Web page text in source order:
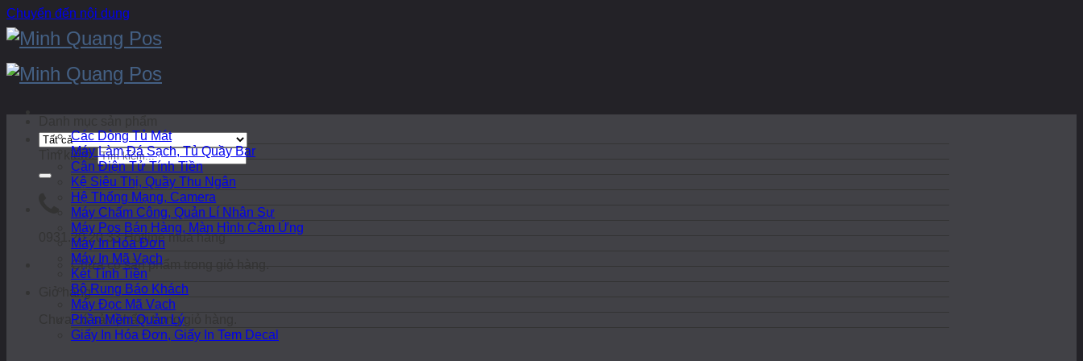
Chuyển đến nội dung
Tìm kiếm:
0931.20.20.33Hotline mua hàng
Chưa có sản phẩm trong giỏ hàng.
Giỏ hàng
Chưa có sản phẩm trong giỏ hàng.
Các Dòng Tủ Mát
Máy Làm Đá Sạch, Tủ Quầy Bar
Cân Điện Tử Tính Tiền
Kệ Siêu Thị, Quầy Thu Ngân
Hệ Thống Mạng, Camera
Máy Chấm Công, Quản Lí Nhân Sự
Máy Pos Bán Hàng, Màn Hình Cảm Ứng
Máy In Hóa Đơn
Máy In Mã Vạch
Két Tính Tiền
Bộ Rung Báo Khách
Máy Đọc Mã Vạch
Phần Mềm Quản Lý
Giấy In Hóa Đơn, Giấy In Tem Decal